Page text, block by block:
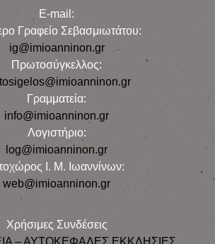
E-mail:
Γραφείο Σεβασμιωτάτου:
ig@imioanninon.gr
Πρωτοσύγκελλος:
Γραμματεία:
info@imioanninon.gr
Λογιστήριο:
log@imioanninon.gr
Ι. Μ. Ιωαννίνων:
web@imioanninon.gr
Χρήσιμες Συνδέσεις